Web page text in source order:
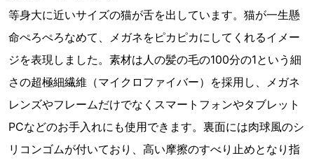
等身大に近いサイズの猫が舌を出しています。猫が一生懸
命ぺろぺろなめて、メガネをピカピカにしてくれるイメー
ジを表現しました。素材は人の髪の毛の100分の1という細
さの超極細繊維（マイクロファイバー）を採用し、メガネ
レンズやフレームだけでなくスマートフォンやタブレット
PCなどのお手入れにも使用できます。裏面には肉球風のシ
リコンゴムが付いており、高い摩擦のすべり止めとなり指